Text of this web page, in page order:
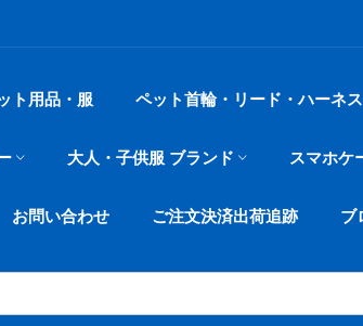
ト用品・服 ペット首輪・リード・ハーネス
大人・子供服 ブランド スマホケ
お問い合わせ ご注文決済出荷追跡 ブ